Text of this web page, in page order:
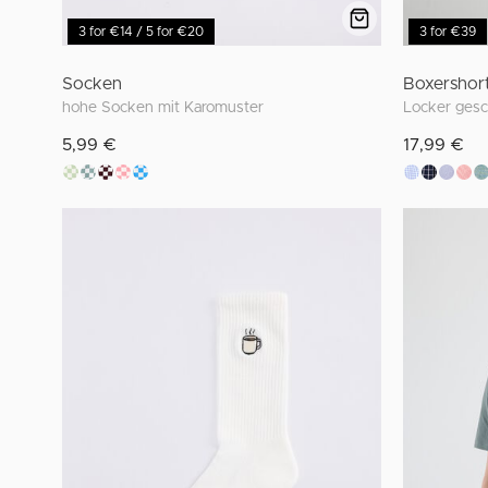
3 for €14 / 5 for €20
Socken
hohe Socken mit Karomuster
5,99 €
3 for €39
17,99 €